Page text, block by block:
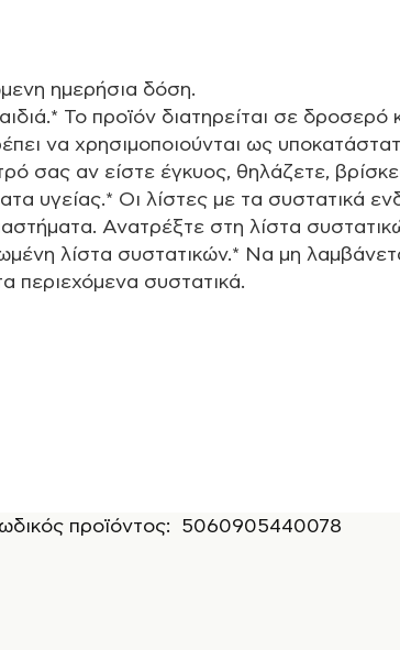
ημερήσια δόση.
Το προϊόν διατηρείται σε δροσερό
να χρησιμοποιούνται ως
σας αν είστε έγκυος, θηλάζετε,
υγείας.* Οι λίστες με τα συστατικά
Ανατρέξτε στη λίστα
λίστα συστατικών.* Να μη
περιεχόμενα συστατικά.
προϊόντος: 5060905440078